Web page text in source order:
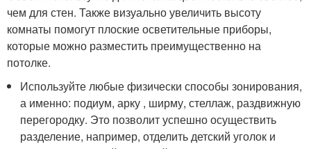
чем для стен. Также визуально увеличить высоту
комнаты помогут плоские осветительные приборы,
которые можно разместить преимущественно на
потолке.
Используйте любые физически способы зонирования,
а именно: подиум, арку , ширму, стеллаж, раздвижную
перегородку. Это позволит успешно осуществить
разделение, например, отделить детский уголок и